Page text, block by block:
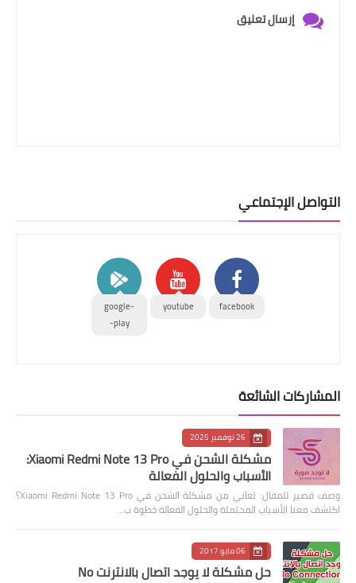
إرسال تعليق
التواصل الإجتماعي
facebook
youtube
google-
play-
المشاركات الشائعة
26 نوفمبر 2025
مشكلة الشحن في Xiaomi Redmi Note 13 Pro:
الأسباب والحلول الفعالة
وصف قصير للمقال: تعاني من مشكلة الشحن في Xiaomi Redmi Note 13 Pro؟
اكتشف معنا الأسباب المحتملة والحلول الفعالة خطوة ب…
06 مايو 2017
حل مشكلة لا يوجد اتصال بالانترنت No